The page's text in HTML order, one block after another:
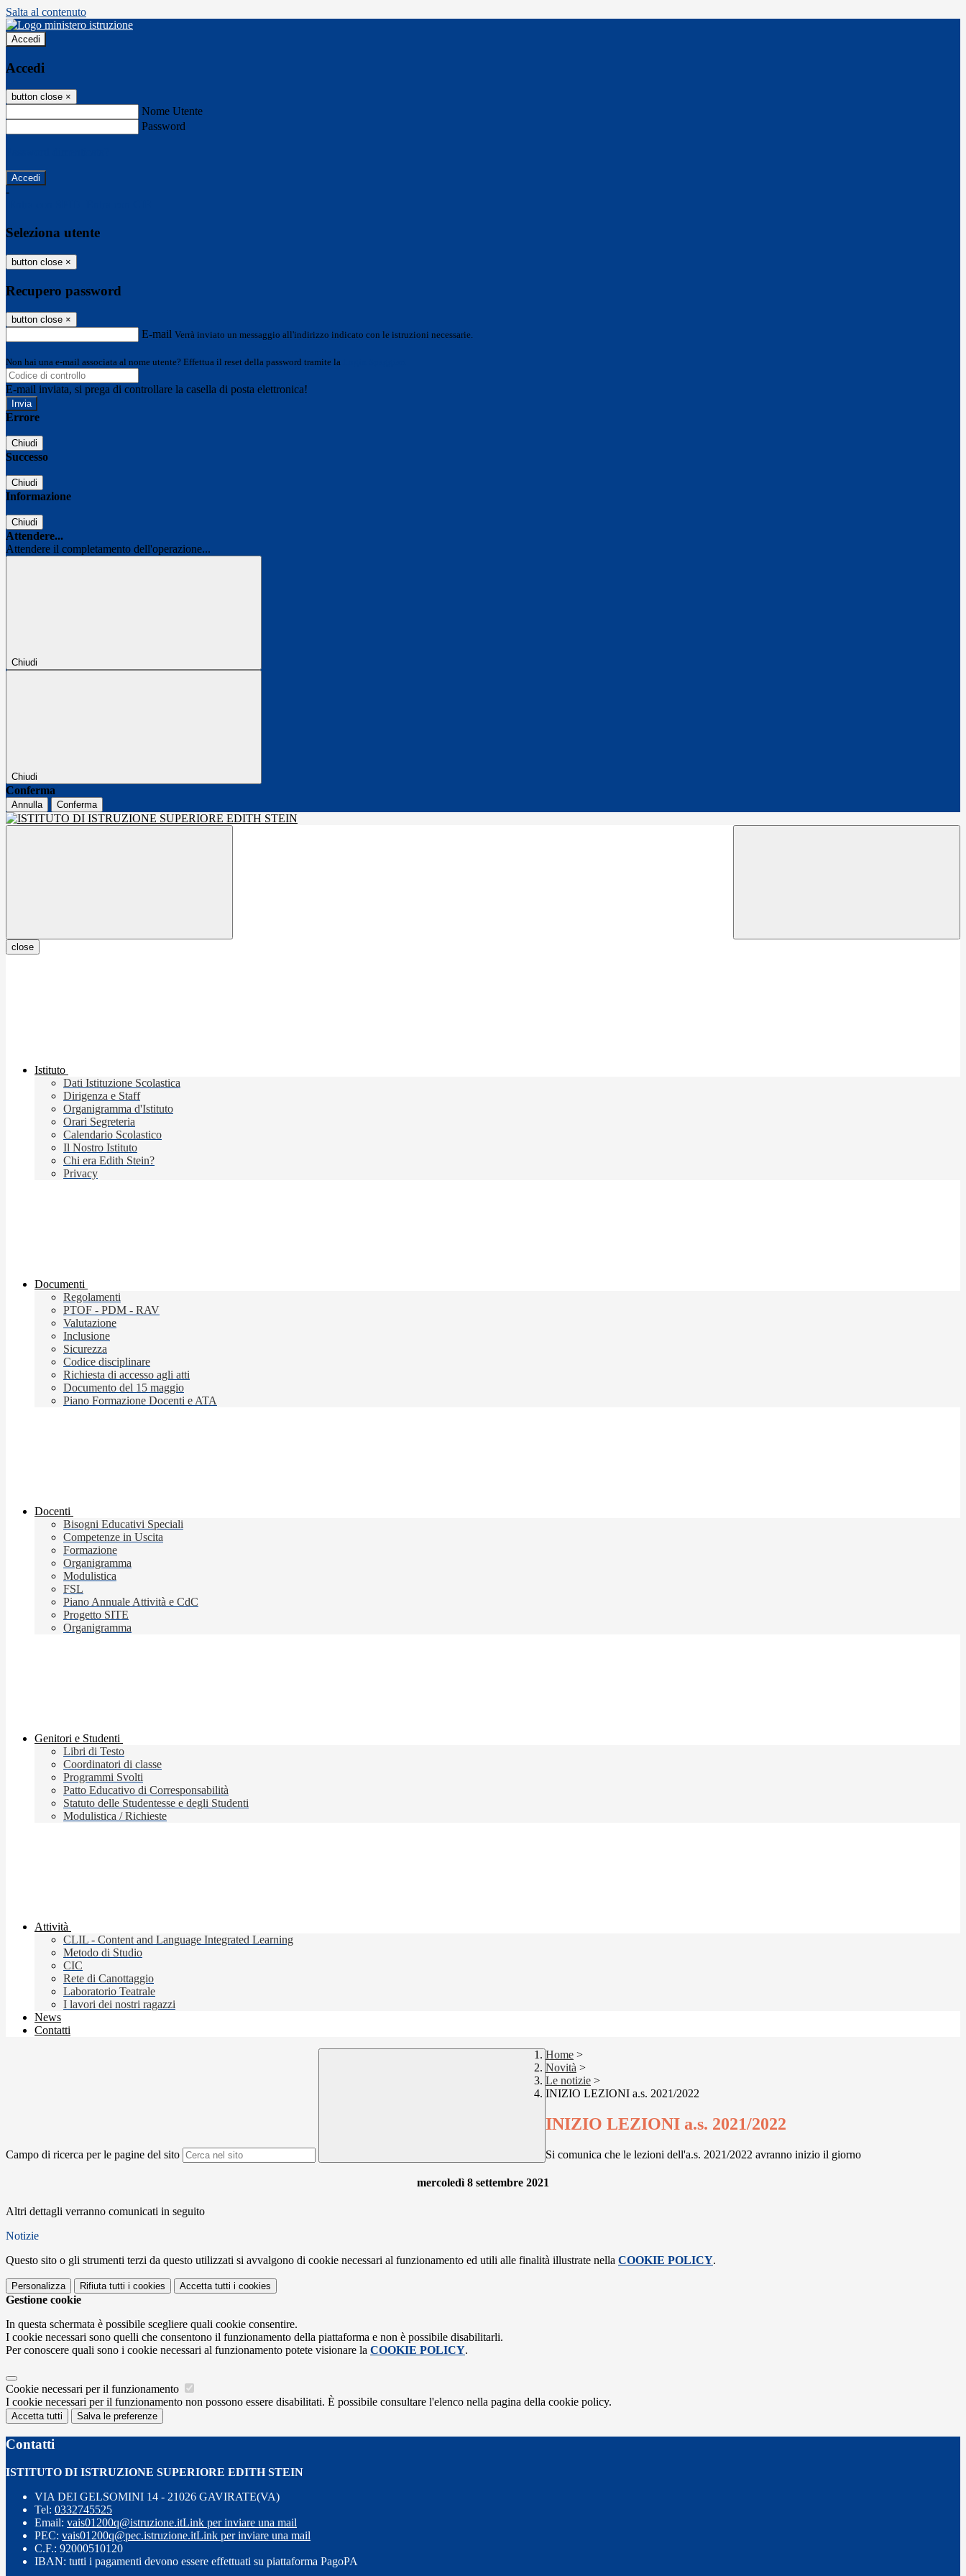
Salta al contenuto
Accedi
Accedi
button close ×
Nome Utente
Password
-
Seleziona utente
button close ×
Recupero password
button close ×
E-mail Verrà inviato un messaggio all'indirizzo indicato con le istruzioni necessarie.
Non hai una e-mail associata al nome utente? Effettua il reset della password tramite la
E-mail inviata, si prega di controllare la casella di posta elettronica!
Errore
Chiudi
Successo
Chiudi
Informazione
Chiudi
Attendere...
Attendere il completamento dell'operazione...
Chiudi
Chiudi
Conferma
Annulla Conferma
close
Istituto
Dati Istituzione Scolastica
Dirigenza e Staff
Organigramma d'Istituto
Orari Segreteria
Calendario Scolastico
Il Nostro Istituto
Chi era Edith Stein?
Privacy
Documenti
Regolamenti
PTOF - PDM - RAV
Valutazione
Inclusione
Sicurezza
Codice disciplinare
Richiesta di accesso agli atti
Documento del 15 maggio
Piano Formazione Docenti e ATA
Docenti
Bisogni Educativi Speciali
Competenze in Uscita
Formazione
Organigramma
Modulistica
FSL
Piano Annuale Attività e CdC
Progetto SITE
Organigramma
Genitori e Studenti
Libri di Testo
Coordinatori di classe
Programmi Svolti
Patto Educativo di Corresponsabilità
Statuto delle Studentesse e degli Studenti
Modulistica / Richieste
Attività
CLIL - Content and Language Integrated Learning
Metodo di Studio
CIC
Rete di Canottaggio
Laboratorio Teatrale
I lavori dei nostri ragazzi
News
Contatti
Campo di ricerca per le pagine del sito
Home >
Novità >
Le notizie >
INIZIO LEZIONI a.s. 2021/2022
INIZIO LEZIONI a.s. 2021/2022
Si comunica che le lezioni dell'a.s. 2021/2022 avranno inizio il giorno
mercoledì 8 settembre 2021
Altri dettagli verranno comunicati in seguito
Notizie
Questo sito o gli strumenti terzi da questo utilizzati si avvalgono di cookie necessari al funzionamento ed utili alle finalità illustrate nella COOKIE POLICY.
Personalizza Rifiuta tutti i cookies Accetta tutti i cookies
Gestione cookie
In questa schermata è possibile scegliere quali cookie consentire.
I cookie necessari sono quelli che consentono il funzionamento della piattaforma e non è possibile disabilitarli.
Per conoscere quali sono i cookie necessari al funzionamento potete visionare la COOKIE POLICY.
Cookie necessari per il funzionamento
I cookie necessari per il funzionamento non possono essere disabilitati. È possibile consultare l'elenco nella pagina della cookie policy.
Accetta tutti Salva le preferenze
Contatti
ISTITUTO DI ISTRUZIONE SUPERIORE EDITH STEIN
VIA DEI GELSOMINI 14 - 21026 GAVIRATE(VA)
Tel: 0332745525
Email: vais01200q@istruzione.itLink per inviare una mail
PEC: vais01200q@pec.istruzione.itLink per inviare una mail
C.F.: 92000510120
IBAN: tutti i pagamenti devono essere effettuati su piattaforma PagoPA